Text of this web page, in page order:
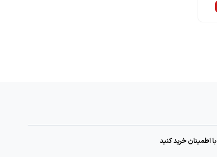
با اطمینان خرید کنید